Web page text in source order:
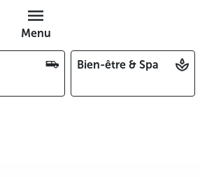
Menu
Bien-être & Spa